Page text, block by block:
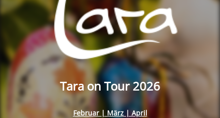
Tara on Tour 2026
Februar | März | April